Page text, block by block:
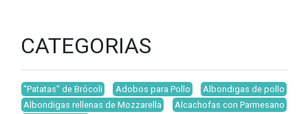
CATEGORIAS
"Patatas" de Brócoli Adobos para Pollo
Albondigas de pollo
Albondigas rellenas de Mozzarella
Alcachofas con Parmesano